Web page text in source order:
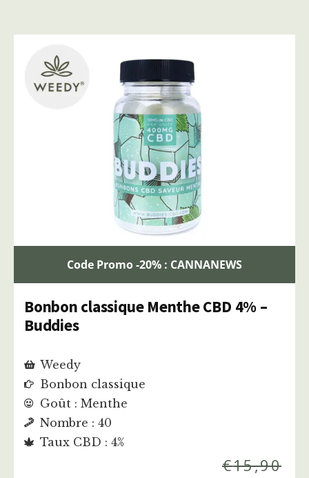
Code Promo -20% : CANNANEWS
Bonbon classique Menthe CBD 4% –
Buddies
Weedy
Bonbon classique
Goût : Menthe
Nombre : 40
Taux CBD : 4%
€15,90